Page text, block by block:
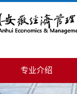
专业介绍